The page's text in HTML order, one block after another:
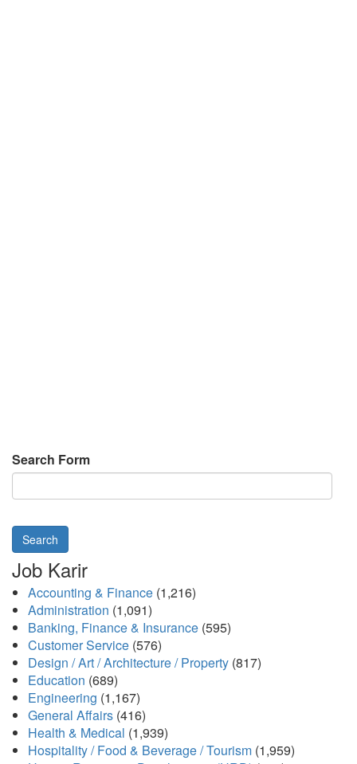
Search Form
Search
Job Karir
Accounting & Finance (1,216)
Administration (1,091)
Banking, Finance & Insurance (595)
Customer Service (576)
Design / Art / Architecture / Property (817)
Education (689)
Engineering (1,167)
General Affairs (416)
Health & Medical (1,939)
Hospitality / Food & Beverage / Tourism (1,959)